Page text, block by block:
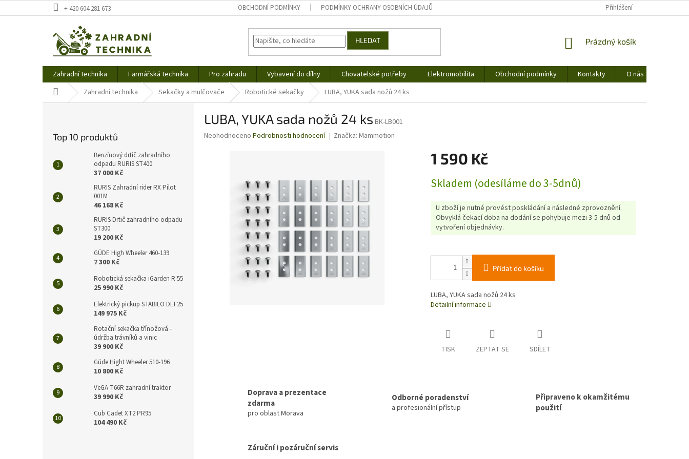
na
+ 420 604 281 673 OBCHODNÍ PODMÍNKY PODMÍNKY OCHRANY OSOBNÍCH ÚDAJŮ Přihlášení
HLEDAT
NÁKUPNÍ
Prázdný košík
Zahradní technika Farmářská technika Pro zahradu Vybavení do dílny Chovatelské potřeby Elektromobilita Obchodní podmínky Kontakty
O nás
Domů Zahradní technika Sekačky a mulčovače Robotické sekačky LUBA, YUKA sada nožů 24 ks
Top 10 produktů
Benzínový drtič zahradního
odpadu RURIS ST400
37 000 Kč
RURIS Zahradní rider RX Pilot
001M
46 168 Kč
RURIS Drtič zahradního odpadu
ST300
19 200 Kč
GÜDE High Wheeler 460-139
7 300 Kč
Robotická sekačka iGarden R 55
25 990 Kč
Elektrický pickup STABILO DEF25
149 975 Kč
Rotační sekačka třínožová -
údržba trávníků a vinic
39 900 Kč
Güde Hight Wheeler 510-196
10 800 Kč
VeGA T66R zahradní traktor
39 990 Kč
Cub Cadet XT2 PR95
104 490 Kč
LUBA, YUKA sada nožů 24 ks BK-LB001
Průměrné
Neohodnoceno Podrobnosti hodnocení Značka: Mammotion
1 590 Kč
cena:
Skladem (odesíláme do 3-5dnů)
U zboží je nutné provést poskládání a následné zprovoznění.
Obvyklá čekací doba na dodání se pohybuje mezi 3-5 dnů od
vytvoření objednávky.
Přidat do košíku
LUBA, YUKA sada nožů 24 ks
Detailní informace
TISK ZEPTAT SE SDÍLET
Doprava a prezentace
zdarma
pro oblast Morava
Odborné poradenství
a profesionální přístup
Připraveno k okamžitému
použití
Záruční i pozáruční servis